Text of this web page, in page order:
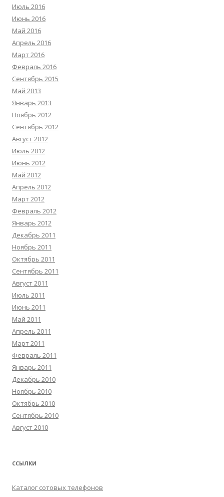
Июль 2016
Июнь 2016
Май 2016
Апрель 2016
Март 2016
Февраль 2016
Сентябрь 2015
Май 2013
Январь 2013
Ноябрь 2012
Сентябрь 2012
Август 2012
Июль 2012
Июнь 2012
Май 2012
Апрель 2012
Март 2012
Февраль 2012
Январь 2012
Декабрь 2011
Ноябрь 2011
Октябрь 2011
Сентябрь 2011
Август 2011
Июль 2011
Июнь 2011
Май 2011
Апрель 2011
Март 2011
Февраль 2011
Январь 2011
Декабрь 2010
Ноябрь 2010
Октябрь 2010
Сентябрь 2010
Август 2010
ССЫЛКИ
Каталог сотовых телефонов